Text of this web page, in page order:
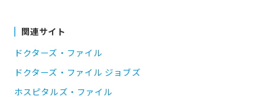
関連サイト
ドクターズ・ファイル
ドクターズ・ファイル ジョブズ
ホスピタルズ・ファイル